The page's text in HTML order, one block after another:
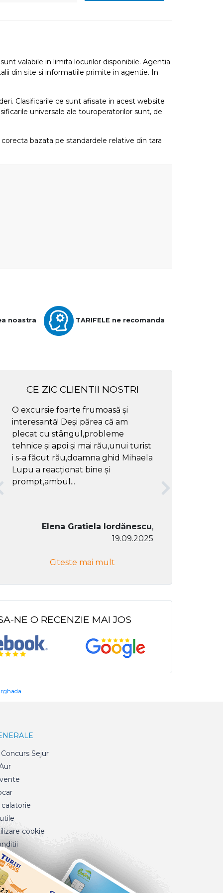
valabile in limita locurilor disponibile. Agentia
din site si informatiile primite in agentie. In
Clasificarile ce sunt afisate in acest website
universale ale touroperatorilor sunt, de
bazata pe standardele relative din tara
noastra TARIFELE ne recomanda
CE ZIC CLIENTII NOSTRI
O excursie foarte frumoasă și
interesantă! Deși părea că am
plecat cu stângul,probleme
tehnice și apoi și mai rău,unui turist
i s-a făcut rău,doamna ghid Mihaela
Lupu a reacționat bine și
prompt,ambul...
Elena Gratiela Iordănescu,
19.09.2025
Citeste mai mult
NE O RECENZIE MAI JOS
Sejur
cookie